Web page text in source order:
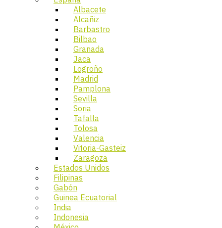
Albacete
Alcañiz
Barbastro
Bilbao
Granada
Jaca
Logroño
Madrid
Pamplona
Sevilla
Soria
Tafalla
Tolosa
Valencia
Vitoria-Gasteiz
Zaragoza
Estados Unidos
Filipinas
Gabón
Guinea Ecuatorial
India
Indonesia